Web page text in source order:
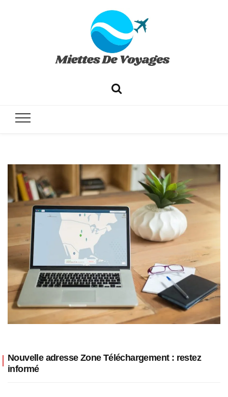
Nouvelle adresse Zone Téléchargement : restez
informé